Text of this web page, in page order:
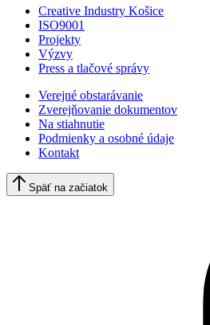
Creative Industry Košice
ISO9001
Projekty
Výzvy
Press a tlačové správy
Verejné obstarávanie
Zverejňovanie dokumentov
Na stiahnutie
Podmienky a osobné údaje
Kontakt
Späť na začiatok